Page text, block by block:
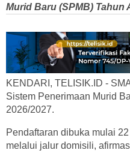
Murid Baru (SPMB) Tahun
KENDARI, TELISIK.ID -
Sistem Penerimaan Murid
2026/2027.
Pendaftaran dibuka mulai
melalui jalur domisili,